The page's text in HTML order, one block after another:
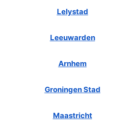
Lelystad
Leeuwarden
Arnhem
Groningen Stad
Maastricht